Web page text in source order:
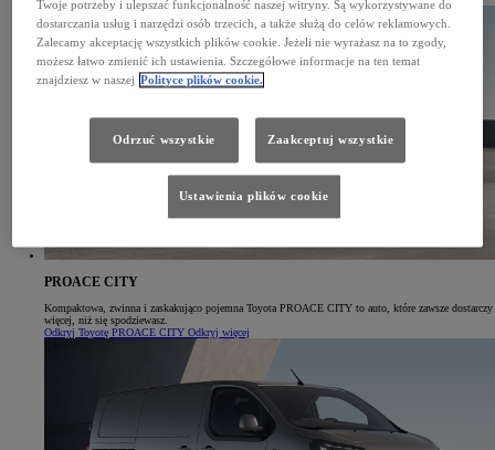
PROACE CITY
Kompaktowa, zwinna i zaskakująco pojemna Toyota PROACE CITY to auto, które zawsze dostarczy
więcej, niż się spodziewasz.
Odkryj Toyotę PROACE CITY Odkryj więcej
Twoje potrzeby i ulepszać funkcjonalność naszej witryny. Są wykorzystywane do
dostarczania usług i narzędzi osób trzecich, a także służą do celów reklamowych.
Zalecamy akceptację wszystkich plików cookie. Jeżeli nie wyrażasz na to zgody,
możesz łatwo zmienić ich ustawienia. Szczegółowe informacje na ten temat
znajdziesz w naszej Polityce plików cookie.
Odrzuć wszystkie Zaakceptuj wszystkie
Ustawienia plików cookie